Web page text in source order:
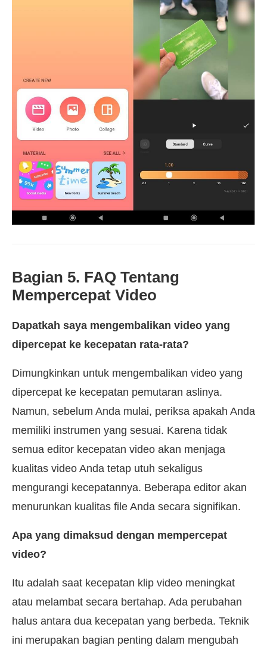
Bagian 5. FAQ Tentang
Mempercepat Video
Dapatkah saya mengembalikan video yang
dipercepat ke kecepatan rata-rata?
Dimungkinkan untuk mengembalikan video yang
dipercepat ke kecepatan pemutaran aslinya.
Namun, sebelum Anda mulai, periksa apakah Anda
memiliki instrumen yang sesuai. Karena tidak
semua editor kecepatan video akan menjaga
kualitas video Anda tetap utuh sekaligus
mengurangi kecepatannya. Beberapa editor akan
menurunkan kualitas file Anda secara signifikan.
Apa yang dimaksud dengan mempercepat
video?
Itu adalah saat kecepatan klip video meningkat
atau melambat secara bertahap. Ada perubahan
halus antara dua kecepatan yang berbeda. Teknik
ini merupakan bagian penting dalam mengubah